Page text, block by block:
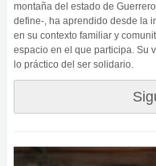
montaña del estado de
define-, ha aprendido desde la
en su contexto familiar y
espacio en el que participa. Su
lo práctico del ser solidario.